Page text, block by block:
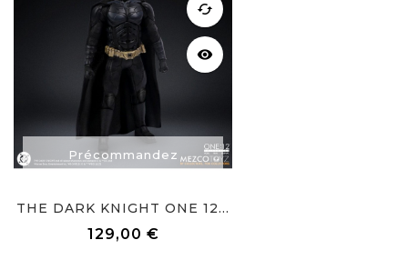
Précommandez
cached
visibility
THE DARK KNIGHT ONE 12...
129,00 €